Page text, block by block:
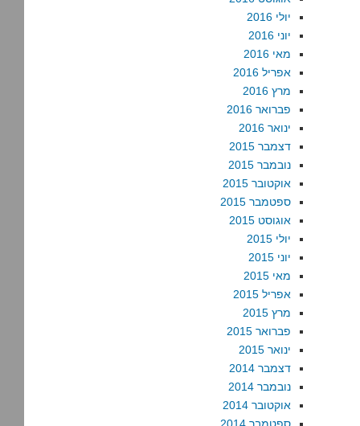
יולי 2016
יוני 2016
מאי 2016
אפריל 2016
מרץ 2016
פברואר 2016
ינואר 2016
דצמבר 2015
נובמבר 2015
אוקטובר 2015
ספטמבר 2015
אוגוסט 2015
יולי 2015
יוני 2015
מאי 2015
אפריל 2015
מרץ 2015
פברואר 2015
ינואר 2015
דצמבר 2014
נובמבר 2014
אוקטובר 2014